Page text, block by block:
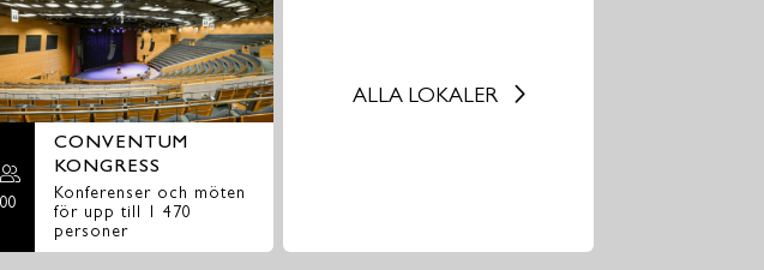
CONVENTUM
KONGRESS
Konferenser och möten
för upp till 1 470
personer
ALLA LOKALER